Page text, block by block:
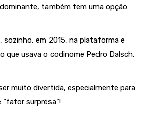
também tem uma opção
sozinho, em 2015, na plataforma e
que usava o codinome Pedro Dalsch,
muito divertida, especialmente para
“fator surpresa”!